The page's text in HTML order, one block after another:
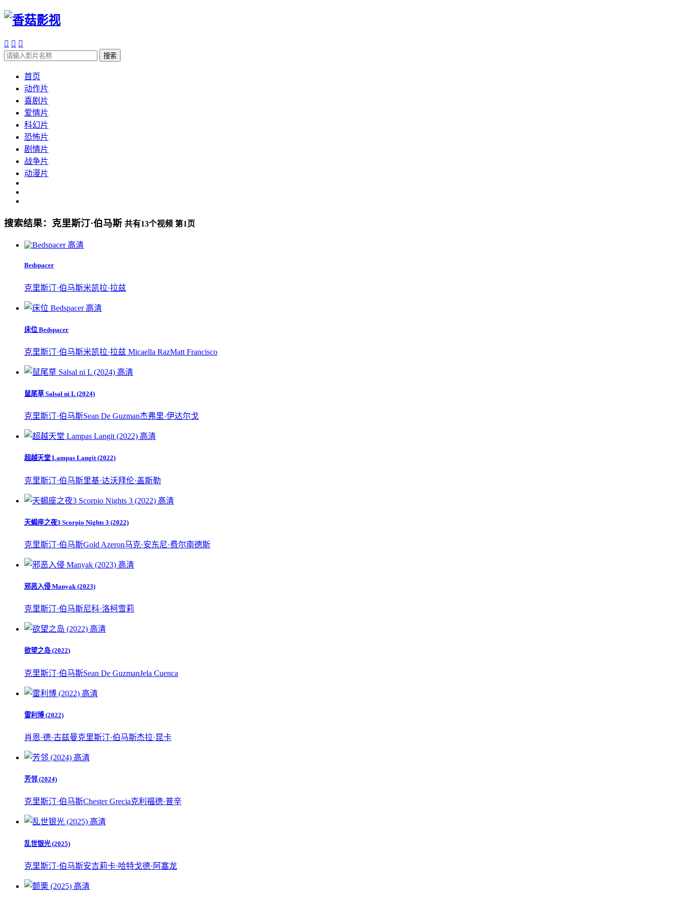
  
搜索
首页
动作片
喜剧片
爱情片
科幻片
恐怖片
剧情片
战争片
动漫片
搜索结果： 克里斯汀·伯马斯 共有13个视频 第1 页
高清
Bedspacer
克里斯汀·伯马斯米凯拉·拉兹
高清
床位 Bedspacer
克里斯汀·伯马斯米凯拉·拉兹 Micaella RazMatt Francisco
高清
鼠尾草 Salsal ni L (2024)
克里斯汀·伯马斯Sean De Guzman杰弗里·伊达尔戈
高清
超越天堂 Lampas Langit (2022)
克里斯汀·伯马斯里基·达沃拜伦·盖斯勒
高清
天蝎座之夜3 Scorpio Nights 3 (2022)
克里斯汀·伯马斯Gold Azeron马克·安东尼·费尔南德斯
高清
邪恶入侵 Manyak (2023)
克里斯汀·伯马斯尼科·洛柯雪莉
高清
欲望之岛 (2022)
克里斯汀·伯马斯Sean De GuzmanJela Cuenca
高清
雷利博 (2022)
肖恩·德·古兹曼克里斯汀·伯马斯杰拉·昆卡
高清
芳邻 (2024)
克里斯汀·伯马斯Chester Grecia克利福德·普辛
高清
乱世银光 (2025)
克里斯汀·伯马斯安吉莉卡·哈特戈德·阿塞龙
高清